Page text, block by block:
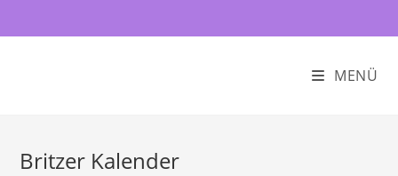
MENÜ
Britzer Kalender